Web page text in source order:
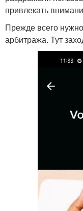
привлекать
Прежде всего
арбитража. Тут